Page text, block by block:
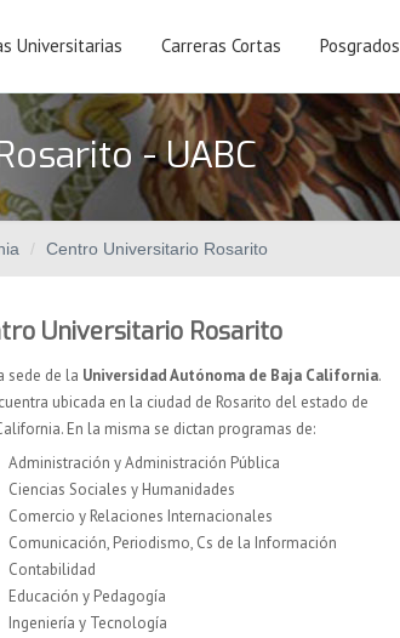
Universitarias Carreras Cortas Posgrados
- UABC
Centro Universitario Rosarito
Universitario Rosarito
sede de la Universidad Autónoma de Baja California.
ubicada en la ciudad de Rosarito del estado de
En la misma se dictan programas de:
Administración y Administración Pública
Ciencias Sociales y Humanidades
Comercio y Relaciones Internacionales
Comunicación, Periodismo, Cs de la Información
Contabilidad
Educación y Pedagogía
Ingeniería y Tecnología